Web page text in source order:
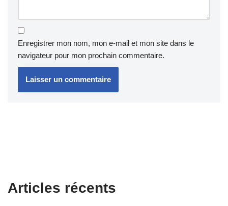
Enregistrer mon nom, mon e-mail et mon site dans le
navigateur pour mon prochain commentaire.
Articles récents